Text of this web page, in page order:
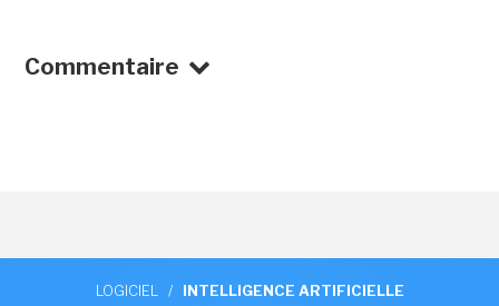
Commentaire
LOGICIEL / INTELLIGENCE ARTIFICIELLE